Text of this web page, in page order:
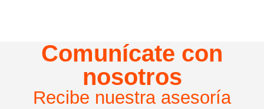
Comunícate con
nosotros
Recibe nuestra asesoría